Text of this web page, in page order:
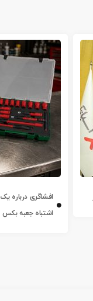
افشاگری درباره
اشتباه جعبه بکس